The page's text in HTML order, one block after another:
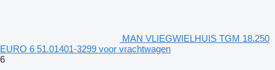
MAN VLIEGWIELHUIS TGM 18.250
EURO 6 51.01401-3299 voor vrachtwagen
6